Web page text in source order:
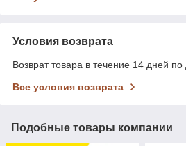
Условия возврата
Возврат товара в течение 14 дней по
Все условия возврата
Подобные товары компании